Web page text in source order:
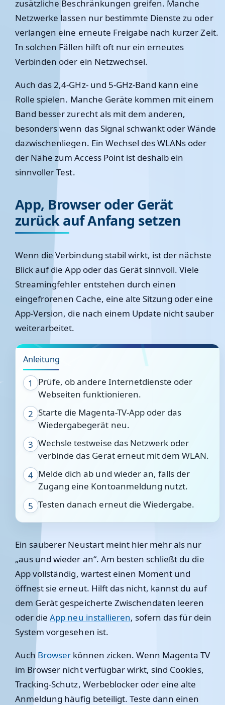
zusätzliche Beschränkungen greifen. Manche
Netzwerke lassen nur bestimmte Dienste zu oder
verlangen eine erneute Freigabe nach kurzer Zeit.
In solchen Fällen hilft oft nur ein erneutes
Verbinden oder ein Netzwechsel.
Auch das 2,4-GHz- und 5-GHz-Band kann eine
Rolle spielen. Manche Geräte kommen mit einem
Band besser zurecht als mit dem anderen,
besonders wenn das Signal schwankt oder Wände
dazwischenliegen. Ein Wechsel des WLANs oder
der Nähe zum Access Point ist deshalb ein
sinnvoller Test.
App, Browser oder Gerät
zurück auf Anfang setzen
Wenn die Verbindung stabil wirkt, ist der nächste
Blick auf die App oder das Gerät sinnvoll. Viele
Streamingfehler entstehen durch einen
eingefrorenen Cache, eine alte Sitzung oder eine
App-Version, die nach einem Update nicht sauber
weiterarbeitet.
Anleitung
1
Prüfe, ob andere Internetdienste oder
Webseiten funktionieren.
2 Starte die Magenta-TV-App oder das
Wiedergabegerät neu.
3 Wechsle testweise das Netzwerk oder
verbinde das Gerät erneut mit dem WLAN.
4 Melde dich ab und wieder an, falls der
Zugang eine Kontoanmeldung nutzt.
5 Testen danach erneut die Wiedergabe.
Ein sauberer Neustart meint hier mehr als nur
„aus und wieder an“. Am besten schließt du die
App vollständig, wartest einen Moment und
öffnest sie erneut. Hilft das nicht, kannst du auf
dem Gerät gespeicherte Zwischendaten leeren
oder dieApp neu installieren, sofern das für dein
System vorgesehen ist.
Auch Browser können zicken. Wenn Magenta TV
im Browser nicht verfügbar wirkt, sind Cookies,
Tracking-Schutz, Werbeblocker oder eine alte
Anmeldung häufig beteiligt. Teste dann einen